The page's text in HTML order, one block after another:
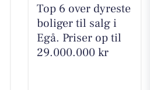
Top 6 over dyreste
boliger til salg i
Egå. Priser op til
29.000.000 kr